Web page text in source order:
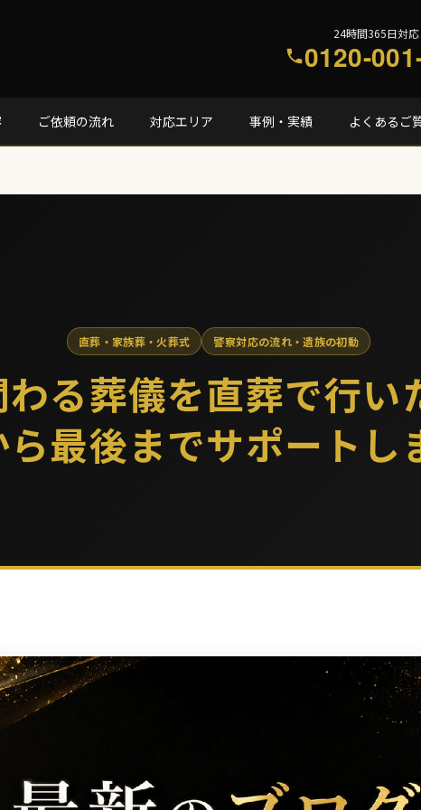
24時間365日対応
0120-
ご依頼の流れ 対応エリア 事例・実績 よくあるご
直葬・家族葬・火葬式 警察対応の流れ・遺族の初動
る葬儀を直葬で行い
最後までサポートし